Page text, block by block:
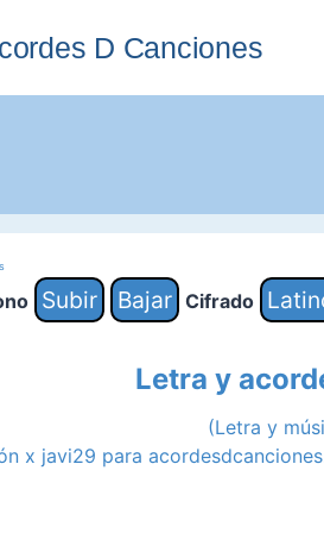
D Canciones
Subir Bajar Cifrado
Letra y
(Letra y
x javi29 para